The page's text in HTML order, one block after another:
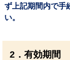
ず上記期間内で手
い。
2．有効期間